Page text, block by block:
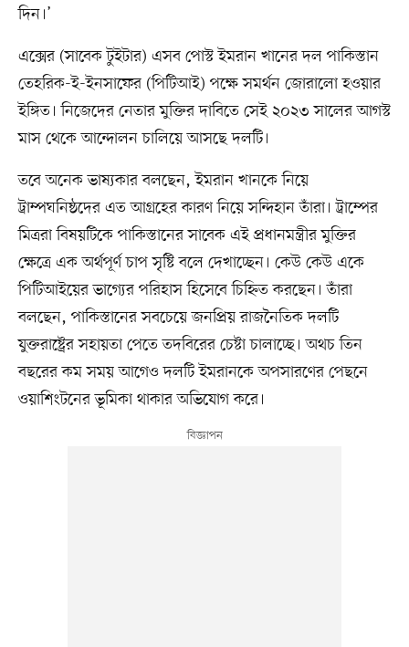
দিন।’
এক্সের (সাবেক টুইটার) এসব পোস্ট ইমরান খানের দল পাকিস্তান
তেহরিক-ই-ইনসাফের (পিটিআই) পক্ষে সমর্থন জোরালো হওয়ার
ইঙ্গিত। নিজেদের নেতার মুক্তির দাবিতে সেই ২০২৩ সালের আগস্ট
মাস থেকে আন্দোলন চালিয়ে আসছে দলটি।
তবে অনেক ভাষ্যকার বলছেন, ইমরান খানকে নিয়ে
ট্রাম্পঘনিষ্ঠদের এত আগ্রহের কারণ নিয়ে সন্দিহান তাঁরা। ট্রাম্পের
মিত্ররা বিষয়টিকে পাকিস্তানের সাবেক এই প্রধানমন্ত্রীর মুক্তির
ক্ষেত্রে এক অর্থপূর্ণ চাপ সৃষ্টি বলে দেখাচ্ছেন। কেউ কেউ একে
পিটিআইয়ের ভাগ্যের পরিহাস হিসেবে চিহ্নিত করছেন। তাঁরা
বলছেন, পাকিস্তানের সবচেয়ে জনপ্রিয় রাজনৈতিক দলটি
যুক্তরাষ্ট্রের সহায়তা পেতে তদবিরের চেষ্টা চালাচ্ছে। অথচ তিন
বছরের কম সময় আগেও দলটি ইমরানকে অপসারণের পেছনে
ওয়াশিংটনের ভূমিকা থাকার অভিযোগ করে।